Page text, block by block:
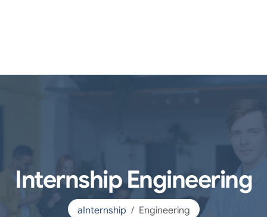
Internship Engineering
aInternship Engineering